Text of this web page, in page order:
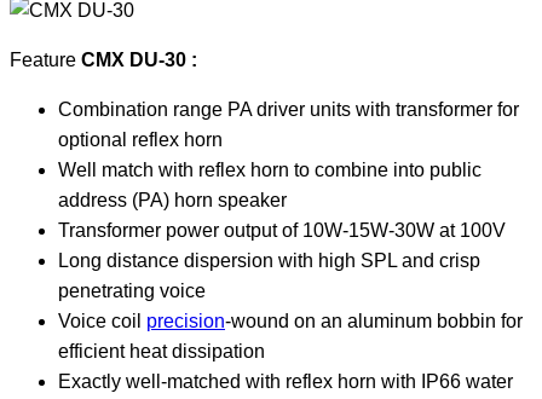
Feature CMX DU-30 :
Combination range PA driver units with transformer for
optional reflex horn
Well match with reflex horn to combine into public
address (PA) horn speaker
Transformer power output of 10W-15W-30W at 100V
Long distance dispersion with high SPL and crisp
penetrating voice
Voice coil precision-wound on an aluminum bobbin for
efficient heat dissipation
Exactly well-matched with reflex horn with IP66 water